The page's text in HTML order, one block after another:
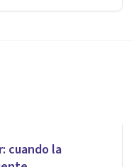
cuando la